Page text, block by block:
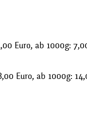
Euro, ab 1000g:
Euro, ab 1000g: